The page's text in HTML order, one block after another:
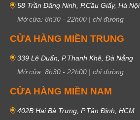
58 Trần Đăng Ninh, P.Cầu Giấy, Hà Nội
Mở cửa: 8h30 - 22h00 | chỉ đường
CỬA HÀNG MIỀN TRUNG
339 Lê Duẩn, P.Thanh Khê, Đà Nẵng
Mở cửa: 8h30 - 22h00 | chỉ đường
CỬA HÀNG MIỀN NAM
402B Hai Bà Trưng, P.Tân Định, HCM